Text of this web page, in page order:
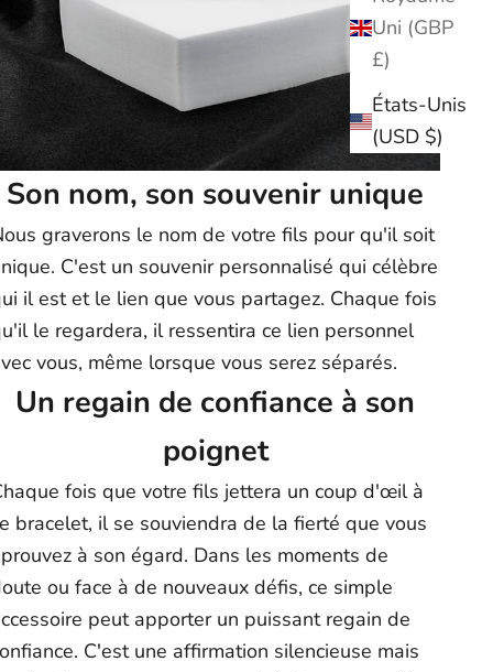
Uni (GBP
£)
États-Unis
(USD $)
Son nom, son souvenir unique
graverons le nom de votre fils pour qu'il soit
C'est un souvenir personnalisé qui célèbre
il est et le lien que vous partagez. Chaque fois
le regardera, il ressentira ce lien personnel
vous, même lorsque vous serez séparés.
Un regain de confiance à son
poignet
fois que votre fils jettera un coup d'œil à
bracelet, il se souviendra de la fierté que vous
à son égard. Dans les moments de
ou face à de nouveaux défis, ce simple
peut apporter un puissant regain de
C'est une affirmation silencieuse mais